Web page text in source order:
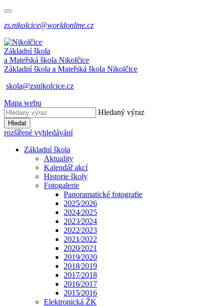
zs.nikolcice@worldonline.cz
Základní škola
a Mateřská škola Nikolčice
Základní škola a Mateřská škola Nikolčice
skola@zsnikolcice.cz
Mapa webu
Hledaný výraz
Hledat
rozšířené vyhledávání
Základní škola
Aktuality
Kalendář akcí
Historie školy
Fotogalerie
Panoramatické fotografie
2025⁄2026
2024⁄2025
2023⁄2024
2022⁄2023
2021⁄2022
2020⁄2021
2019⁄2020
2018⁄2019
2017⁄2018
2016⁄2017
2015⁄2016
Elektronická ŽK